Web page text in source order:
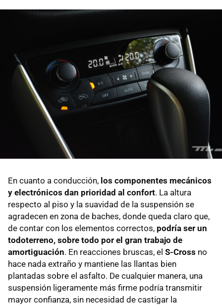
En cuanto a conducción, los componentes mecánicos
y electrónicos dan prioridad al confort. La altura
respecto al piso y la suavidad de la suspensión se
agradecen en zona de baches, donde queda claro que,
de contar con los elementos correctos, podría ser un
todoterreno, sobre todo por el gran trabajo de
amortiguación. En reacciones bruscas, el S-Cross no
hace nada extraño y mantiene las llantas bien
plantadas sobre el asfalto. De cualquier manera, una
suspensión ligeramente más firme podría transmitir
mayor confianza, sin necesidad de castigar la